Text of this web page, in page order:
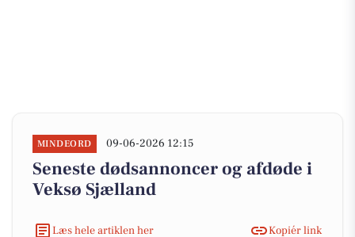
MINDEORD 09-06-2026 12:15
Seneste dødsannoncer og afdøde i
Veksø Sjælland
Læs hele artiklen her Kopiér link